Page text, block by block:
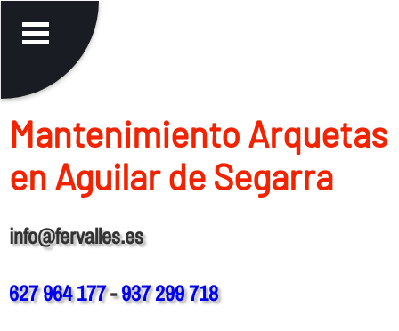
Mantenimiento Arquetas
en Aguilar de Segarra
info@fervalles.es
627 964 177-937 299 718